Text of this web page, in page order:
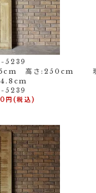
5239
高さ:250cm
5239
(税込)